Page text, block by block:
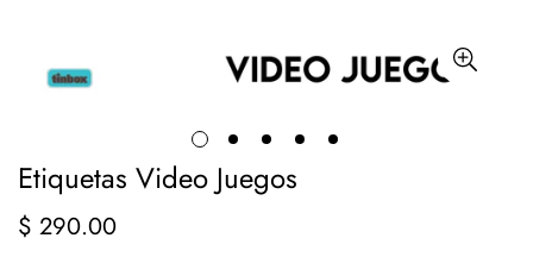
Etiquetas Video Juegos
Precio
$ 290.00